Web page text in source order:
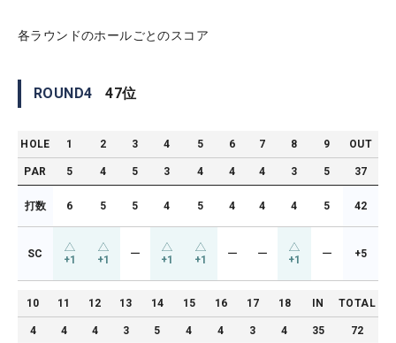
各ラウンドのホールごとのスコア
ROUND4 47位
HOLE 1 2 3 4 5 6 7 8 9 OUT
PAR 5 4 5 3 4 4 4 3 5 37
打数 6 5 5 4 5 4 4 4 5 42
SC +1 +1 ー +1 +1 ー ー +1 ー +5
10 11 12 13 14 15 16 17 18 IN TOTAL
4 4 4 3 5 4 4 3 4 35 72